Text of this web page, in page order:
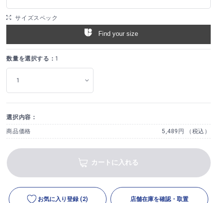
サイズスペック
Find your size
数量を選択する： 1
選択内容：
商品価格 5,489円 （税込）
カートに入れる
お気に入り登録 (2) 店舗在庫を確認・取置